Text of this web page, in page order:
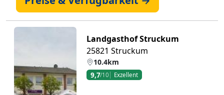
Landgasthof Struckum
25821 Struckum
10.4km
9,7/10 Exzellent